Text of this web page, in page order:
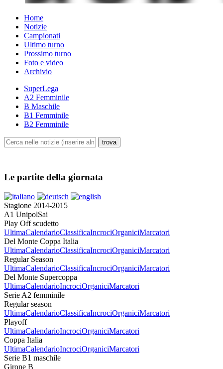
Home
Notizie
Campionati
Ultimo turno
Prossimo turno
Foto e video
Archivio
SuperLega
A2 Femminile
B Maschile
B1 Femminile
B2 Femminile
Le partite della giornata
Stagione 2014-2015
A1 UnipolSai
Play Off scudetto
UltimaCalendarioClassificaIncrociOrganiciMarcatori
Del Monte Coppa Italia
UltimaCalendarioClassificaIncrociOrganiciMarcatori
Regular Season
UltimaCalendarioClassificaIncrociOrganiciMarcatori
Del Monte Supercoppa
UltimaCalendarioIncrociOrganiciMarcatori
Serie A2 femminile
Regular season
UltimaCalendarioClassificaIncrociOrganiciMarcatori
Playoff
UltimaCalendarioIncrociOrganiciMarcatori
Coppa Italia
UltimaCalendarioIncrociOrganiciMarcatori
Serie B1 maschile
Girone B